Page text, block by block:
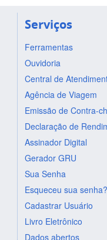
Serviços
Ferramentas
Ouvidoria
Central de
Agência de Viagem
Emissão de Contra-
Declaração de
Assinador Digital
Gerador GRU
Sua Senha
Esqueceu sua senha?
Cadastrar Usuário
Livro Eletrônico
Dados abertos